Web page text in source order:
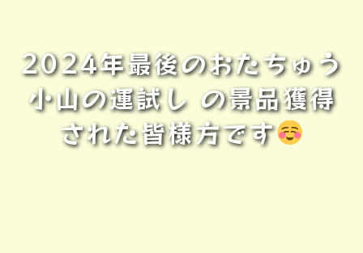
2024年最後のおたちゅう
小山の運試し の景品獲得
された皆様方です